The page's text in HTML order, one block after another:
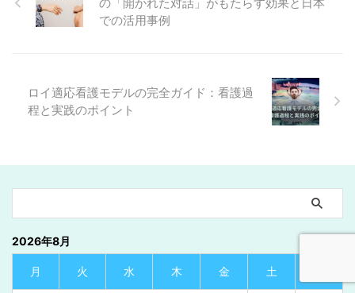
での活用事例
ロイ適応看護モデルの完全ガイド：看護過
程と実践のポイント
2026年8月
月 火 水 木 金 土